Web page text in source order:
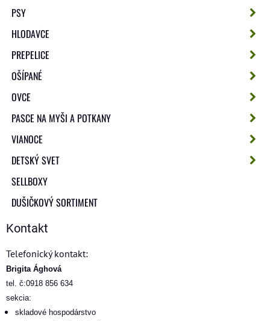
PSY
HLODAVCE
PREPELICE
OŠÍPANÉ
OVCE
PASCE NA MYŠI A POTKANY
VIANOCE
DETSKÝ SVET
SELLBOXY
DUŠIČKOVÝ SORTIMENT
Kontakt
Telefonický kontakt:
Brigita Ághová
tel. č:0918 856 634
sekcia:
skladové hospodárstvo